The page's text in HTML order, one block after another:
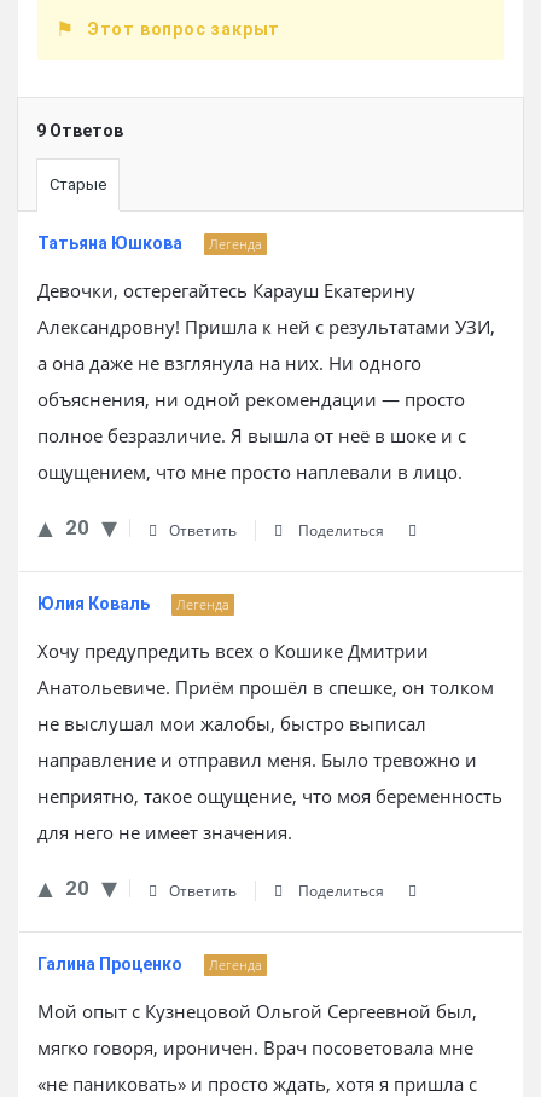
Этот вопрос закрыт
9 Ответов
Старые
Татьяна Юшкова Легенда
Девочки, остерегайтесь Карауш Екатерину
Александровну! Пришла к ней с результатами УЗИ,
а она даже не взглянула на них. Ни одного
объяснения, ни одной рекомендации — просто
полное безразличие. Я вышла от неё в шоке и с
ощущением, что мне просто наплевали в лицо.
20 Ответить Поделиться
Юлия Коваль Легенда
Хочу предупредить всех о Кошике Дмитрии
Анатольевиче. Приём прошёл в спешке, он толком
не выслушал мои жалобы, быстро выписал
направление и отправил меня. Было тревожно и
неприятно, такое ощущение, что моя беременность
для него не имеет значения.
20 Ответить Поделиться
Галина Проценко Легенда
Мой опыт с Кузнецовой Ольгой Сергеевной был,
мягко говоря, ироничен. Врач посоветовала мне
«не паниковать» и просто ждать, хотя я пришла с